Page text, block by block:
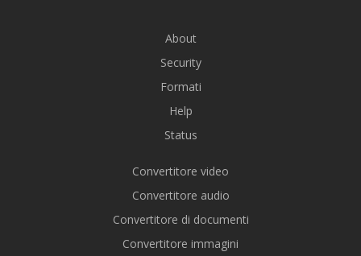
About
Security
Formati
Help
Status
Convertitore video
Convertitore audio
Convertitore di documenti
Convertitore immagini